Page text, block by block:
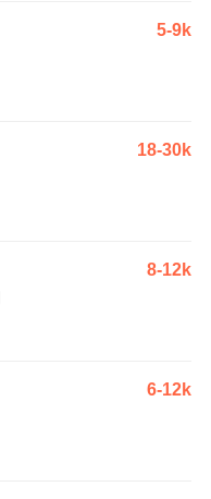
5-9k
18-30k
8-12k
6-12k